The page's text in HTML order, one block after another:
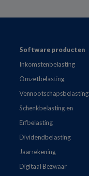
FooterSoftware producten
Inkomstenbelasting
Omzetbelasting
Vennootschapsbelasting
Schenkbelasting en
Erfbelasting
Dividendbelasting
Jaarrekening
Digitaal Bezwaar